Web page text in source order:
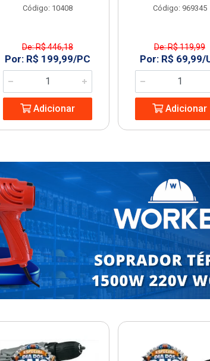
Código: 10408
De: R$ 446,18
Por: R$ 199,99/PC
Adicionar
Código: 969345
De: R$ 119,99
Por: R$ 69,99/
Adicionar